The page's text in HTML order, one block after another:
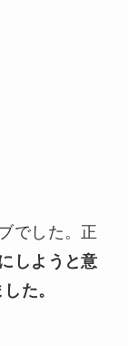
でした。正
しようと意
た。